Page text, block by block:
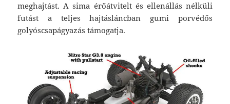
meghajtást. A sima érőátvitelt és ellenállás nélküli
futást a teljes hajtásláncban gumi porvédős
golyóscsapágyazás támogatja.